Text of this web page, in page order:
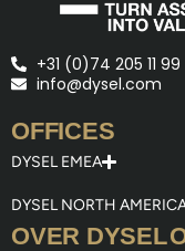
+31 (0)74 205 11 99
info@dysel.com
OFFICES
DYSEL EMEA
DYSEL NORTH
OVER DYSEL